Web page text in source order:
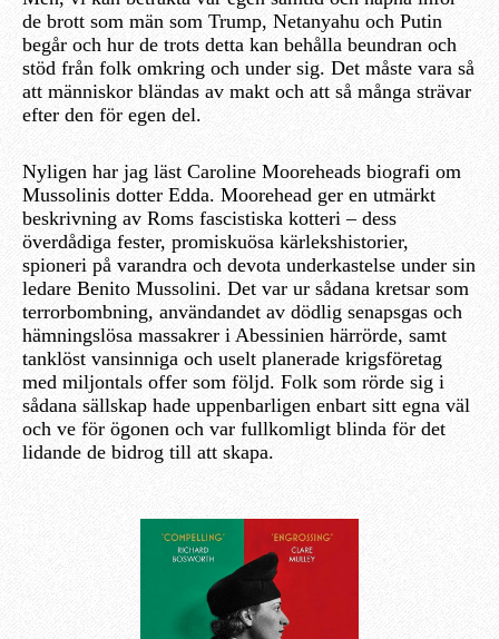
de brott som män som Trump, Netanyahu och Putin
begår och hur de trots detta kan behålla beundran och
stöd från folk omkring och under sig. Det måste vara så
att människor bländas av makt och att så många strävar
efter den för egen del.
Nyligen har jag läst Caroline Mooreheads biografi om
Mussolinis dotter Edda. Moorehead ger en utmärkt
beskrivning av Roms fascistiska kotteri – dess
överdådiga fester, promiskuösa kärlekshistorier,
spioneri på varandra och devota underkastelse under sin
ledare Benito Mussolini. Det var ur sådana kretsar som
terrorbombning, användandet av dödlig senapsgas och
hämningslösa massakrer i Abessinien härrörde, samt
tanklöst vansinniga och uselt planerade krigsföretag
med miljontals offer som följd. Folk som rörde sig i
sådana sällskap hade uppenbarligen enbart sitt egna väl
och ve för ögonen och var fullkomligt blinda för det
lidande de bidrog till att skapa.